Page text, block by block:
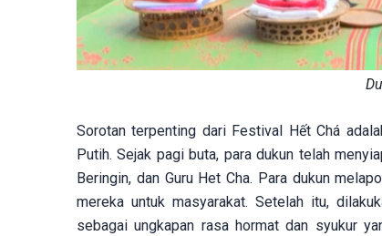
Sorotan terpenting dari Festival Hết Chá
Putih. Sejak pagi buta, para dukun telah
Beringin, dan Guru Het Cha. Para dukun
mereka untuk masyarakat. Setelah itu,
sebagai ungkapan rasa hormat dan syukur